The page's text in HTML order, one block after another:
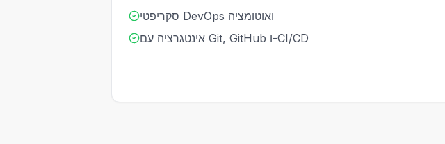
סקריפטי DevOps ואוטומציה
אינטגרציה עם Git, GitHub ו-CI/CD